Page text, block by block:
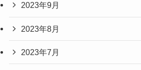
2023年9月
2023年8月
2023年7月